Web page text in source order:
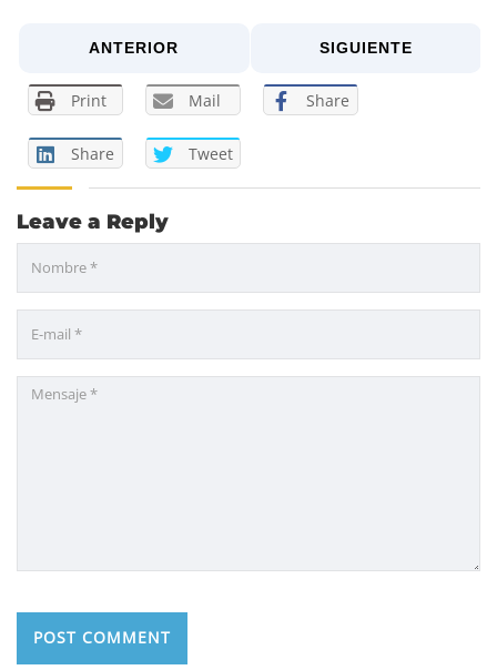
ANTERIOR SIGUIENTE
Print Mail Share
Share Tweet
Leave a Reply